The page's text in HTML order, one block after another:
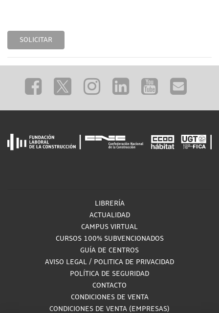
SOLICITAR
LIBRERÍA
ACTUALIDAD
CAMPUS VIRTUAL
CURSOS 100% SUBVENCIONADOS
GUÍA DE CENTROS
AVISO LEGAL / POLITICA DE PRIVACIDAD
POLÍTICA DE SEGURIDAD
CONTACTO
CONDICIONES DE VENTA
CONDICIONES DE VENTA (EMPRESAS)